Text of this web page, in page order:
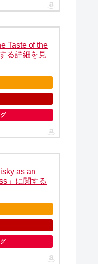
Taste of the
る詳細を見
as an
」に関する